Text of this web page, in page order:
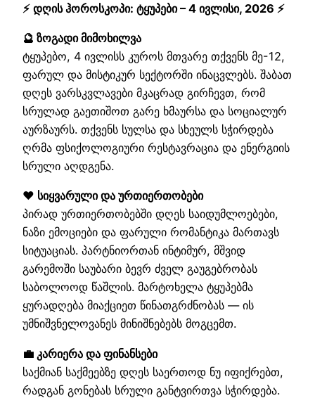
⚡ დღის ჰოროსკოპი: ტყუპები – 4 ივლისი, 2026 ⚡
🔮 ზოგადი მიმოხილვა
ტყუპებო, 4 ივლისს კუროს მთვარე თქვენს მე-12,
ფარულ და მისტიკურ სექტორში ინაცვლებს. შაბათ
დღეს ვარსკვლავები მკაცრად გირჩევთ, რომ
სრულად გაეთიშოთ გარე ხმაურსა და სოციალურ
აურზაურს. თქვენს სულსა და სხეულს სჭირდება
ღრმა ფსიქოლოგიური რესტავრაცია და ენერგიის
სრული აღდგენა.
❤️ სიყვარული და ურთიერთობები
პირად ურთიერთობებში დღეს საიდუმლოებები,
ნაზი ემოციები და ფარული რომანტიკა მართავს
სიტუაციას. პარტნიორთან ინტიმურ, მშვიდ
გარემოში საუბარი ბევრ ძველ გაუგებრობას
საბოლოოდ წაშლის. მარტოხელა ტყუპებმა
ყურადღება მიაქციეთ წინათგრძნობას — ის
უმნიშვნელოვანეს მინიშნებებს მოგცემთ.
💼 კარიერა და ფინანსები
საქმიან საქმეებზე დღეს საერთოდ ნუ იფიქრებთ,
რადგან გონებას სრული განტვირთვა სჭირდება.